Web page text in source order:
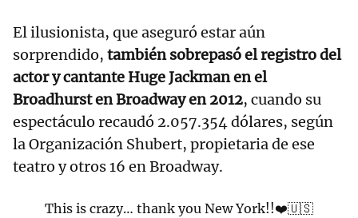
El ilusionista, que aseguró estar aún
sorprendido, también sobrepasó el registro del
actor y cantante Huge Jackman en el
Broadhurst en Broadway en 2012, cuando su
espectáculo recaudó 2.057.354 dólares, según
la Organización Shubert, propietaria de ese
teatro y otros 16 en Broadway.
This is crazy… thank you New York!!❤️🇺🇸